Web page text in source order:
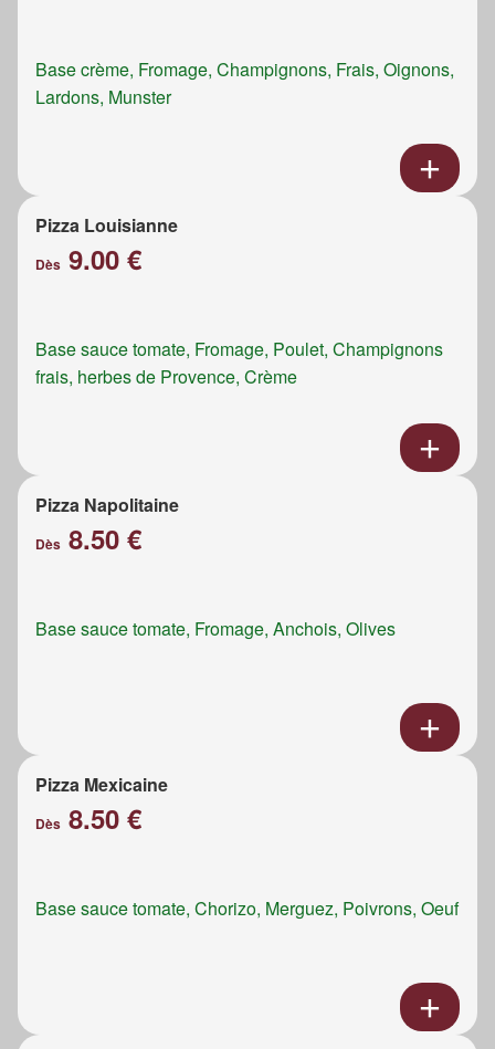
Base crème, Fromage, Champignons, Frais, Oignons,
Lardons, Munster
Pizza Louisianne
Dès 9.00 €
Base sauce tomate, Fromage, Poulet, Champignons
frais, herbes de Provence, Crème
Pizza Napolitaine
Dès 8.50 €
Base sauce tomate, Fromage, Anchois, Olives
Pizza Mexicaine
Dès 8.50 €
Base sauce tomate, Chorizo, Merguez, Poivrons, Oeuf